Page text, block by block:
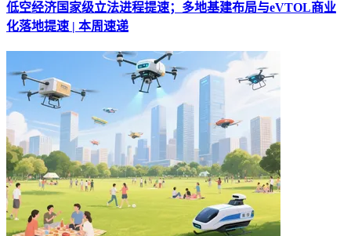
低空经济国家级立法进程提速；多地基建布局与eVTOL商业
化落地提速 | 本周速递